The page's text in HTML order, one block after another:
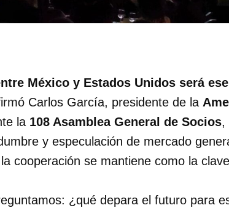
México y Estados Unidos será
Carlos García, presidente de la
la 108 Asamblea General de Socios,
y especulación de mercado
cooperación se mantiene como la
¿qué depara el futuro para